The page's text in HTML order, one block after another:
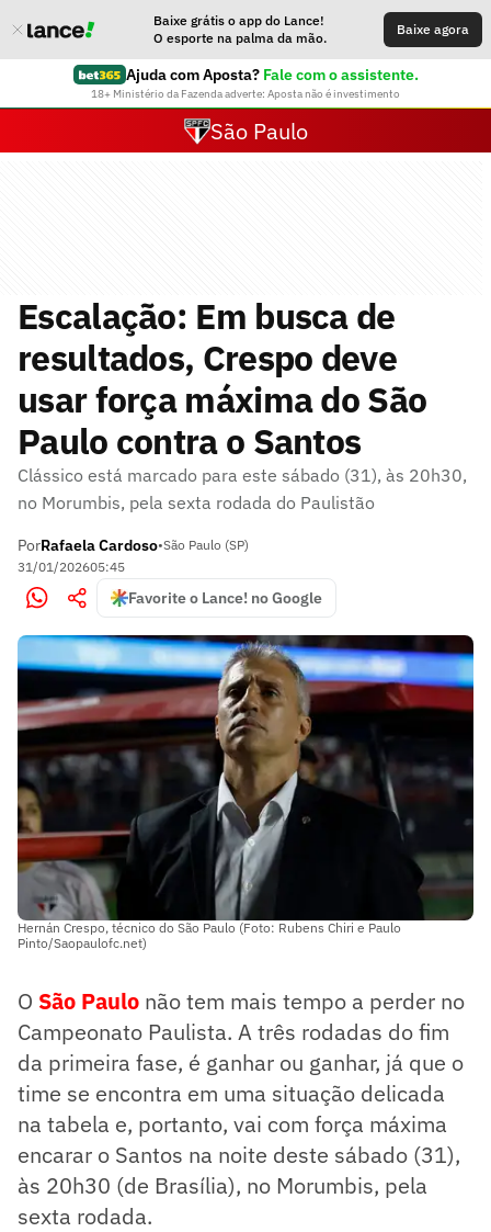
Baixe grátis o app do Lance!
O esporte na palma da mão.
Baixe agora
Ajuda com Aposta? Fale com o assistente.
18+ Ministério da Fazenda adverte: Aposta não é investimento
São Paulo
Escalação: Em busca de
resultados, Crespo deve
usar força máxima do São
Paulo contra o Santos
Clássico está marcado para este sábado (31), às 20h30,
no Morumbis, pela sexta rodada do Paulistão
PorRafaela Cardoso•São Paulo (SP)
31/01/202605:45
Favorite o Lance! no Google
Hernán Crespo, técnico do São Paulo (Foto: Rubens Chiri e Paulo
Pinto/Saopaulofc.net)
O São Paulo não tem mais tempo a perder no
Campeonato Paulista. A três rodadas do fim
da primeira fase, é ganhar ou ganhar, já que o
time se encontra em uma situação delicada
na tabela e, portanto, vai com força máxima
encarar o Santos na noite deste sábado (31),
às 20h30 (de Brasília), no Morumbis, pela
sexta rodada.